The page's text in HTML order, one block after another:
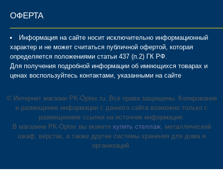
ОФЕРТА
Информация на сайте носит исключительно информационный
характер и не может считаться публичной офертой, которая
определяется положениями статьи 437 (п.2) ГК РФ.
Для получения подробной информации об имеющихся товарах и
ценах воспользуйтесь контактами, указанными на сайте
© Интернет магазин PK-Optex.ru. Все права защищены. Копирование
и размещение информации с данного сайта возможно только с
размещением ссылки на источник информации.
В магазине PK-Optex вы можете купить стеллаж, металлический
шкаф, верстак, а также другие системы хранения для дома и
организаций.